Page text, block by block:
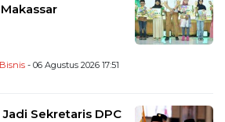
Bisnis - 06 Agustus 2026 17:51
Sekretaris DPC